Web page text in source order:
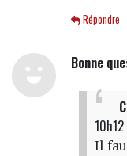
Répondre
Bonne
10h12
Il